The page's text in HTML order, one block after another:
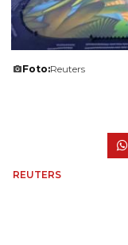
Foto:Reuters
REUTERS